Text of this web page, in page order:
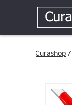
Curashop /